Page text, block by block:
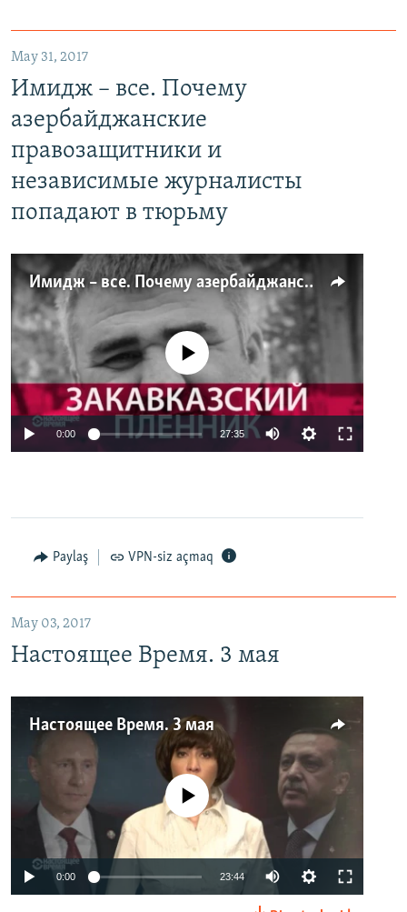
May 31, 2017
Имидж – все. Почему
азербайджанские
правозащитники и
независимые журналисты
попадают в тюрьму
Имидж – все. Почему азербайджанские правозащитники и независимые журналисты попадают в тюрьму
No media source currently available
0:00 27:35
Paylaş VPN-siz açmaq
May 03, 2017
Настоящее Время. 3 мая
Настоящее Время. 3 мая
No media source currently available
0:00 23:44